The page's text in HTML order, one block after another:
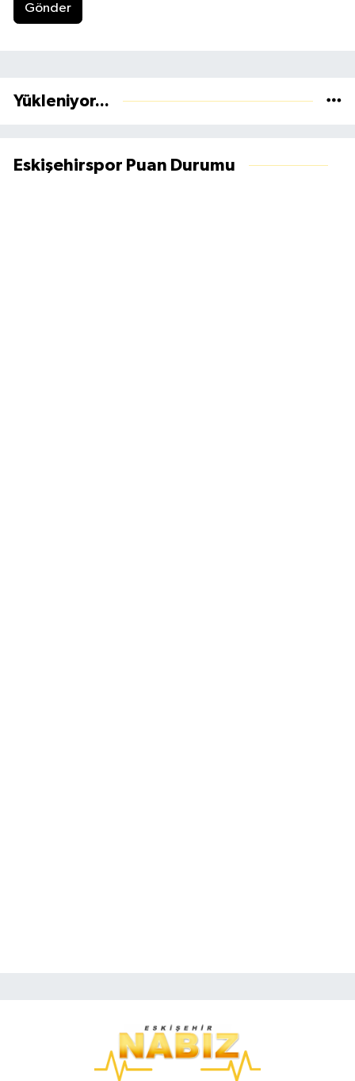
Gönder
Yükleniyor...
Eskişehirspor Puan Durumu